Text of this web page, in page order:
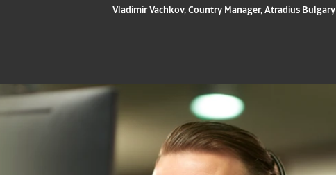
Vladimir Vachkov, Country Manager, Atradius Bulgary